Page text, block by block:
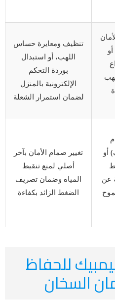
تنظيف ومعايرة حساس
اللهب، أو استبدال
بوردة التحكم
الإلكترونية بالمنزل
لضمان استمرار الشعلة
أو
عن
تغيير صمام الأمان بآخر
أصلي لمنع تنقيط
المياه وضمان تصريف
الضغط الزائد بكفاءة
للحفاظ
السخان